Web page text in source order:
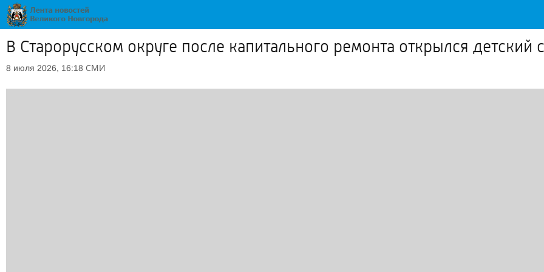
В Старорусском округе после капитального ремонта открылся детский
8 июля 2026, 16:18 СМИ